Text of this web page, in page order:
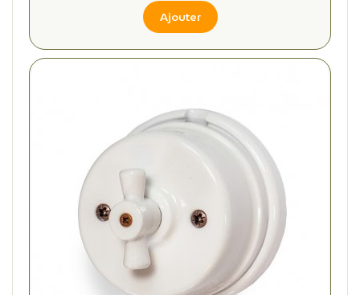
Ajouter